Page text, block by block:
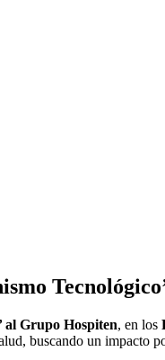
al Grupo Hospiten, en los
buscando un impacto